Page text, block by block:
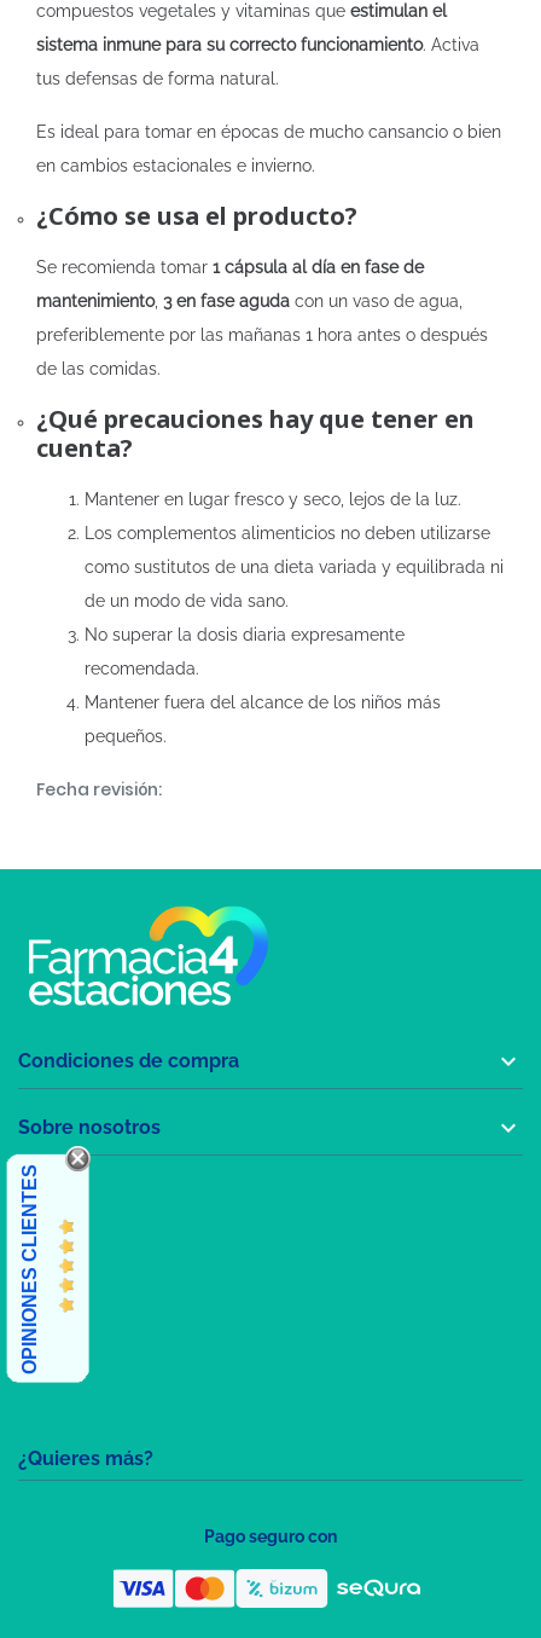
compuestos vegetales y vitaminas que estimulan el
sistema inmune para su correcto funcionamiento. Activa
tus defensas de forma natural.
Es ideal para tomar en épocas de mucho cansancio o bien
en cambios estacionales e invierno.
¿Cómo se usa el producto?
Se recomienda tomar 1 cápsula al día en fase de
mantenimiento, 3 en fase aguda con un vaso de agua,
preferiblemente por las mañanas 1 hora antes o después
de las comidas.
¿Qué precauciones hay que tener en
cuenta?
Mantener en lugar fresco y seco, lejos de la luz.
Los complementos alimenticios no deben utilizarse
como sustitutos de una dieta variada y equilibrada ni
de un modo de vida sano.
No superar la dosis diaria expresamente
recomendada.
Mantener fuera del alcance de los niños más
pequeños.
Fecha revisión:
¿Quieres más?
Condiciones de compra 
Sobre nosotros 
OPINIONES CLIENTES
Pago seguro con